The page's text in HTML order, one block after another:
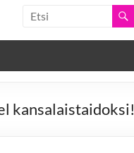
kansalaistaidoksi!